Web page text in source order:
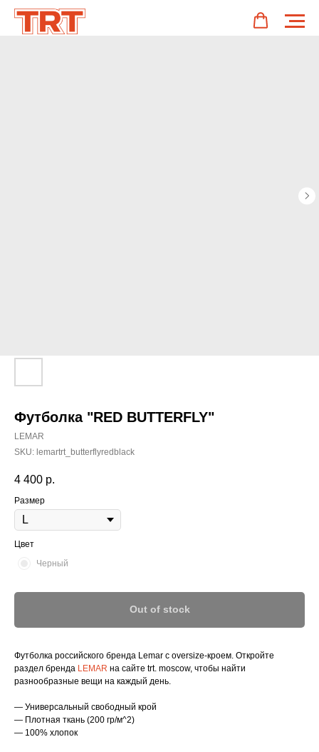
Футболка "RED BUTTERFLY"
LEMAR
SKU: lemartrt_butterflyredblack
4 400 р.
Размер
Цвет
Черный
Out of stock
Футболка российского бренда Lemar с oversize-кроем. Откройте
раздел бренда LEMAR на сайте trt. moscow, чтобы найти
разнообразные вещи на каждый день.
— Универсальный свободный крой
— Плотная ткань (200 гр/м^2)
— 100% хлопок